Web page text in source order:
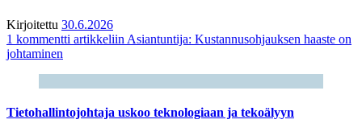
Kirjoitettu 30.6.2026
1 kommentti artikkeliin Asiantuntija: Kustannusohjauksen haaste on
johtaminen
Tietohallintojohtaja uskoo teknologiaan ja tekoälyyn